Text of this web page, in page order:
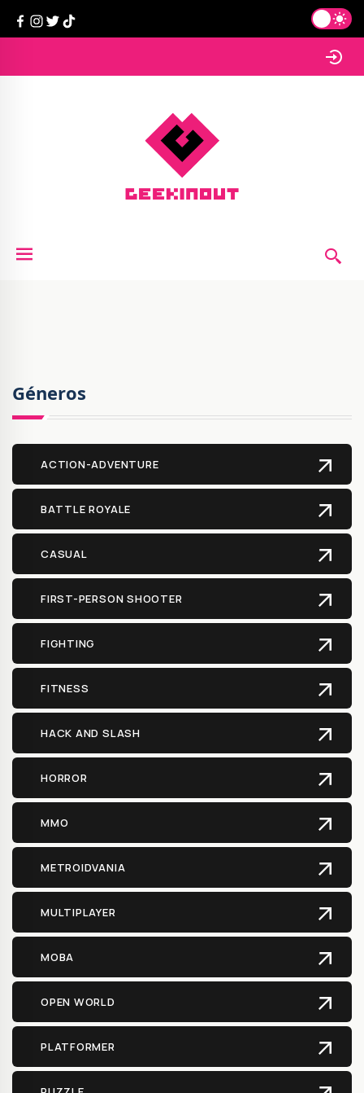
Géneros
ACTION-ADVENTURE
BATTLE ROYALE
CASUAL
FIRST-PERSON SHOOTER
FIGHTING
FITNESS
HACK AND SLASH
HORROR
MMO
METROIDVANIA
MULTIPLAYER
MOBA
OPEN WORLD
PLATFORMER